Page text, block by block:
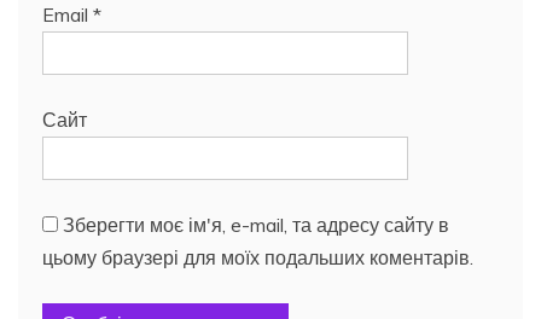
Email *
Сайт
Зберегти моє ім'я, e-mail, та адресу сайту в
цьому браузері для моїх подальших коментарів.